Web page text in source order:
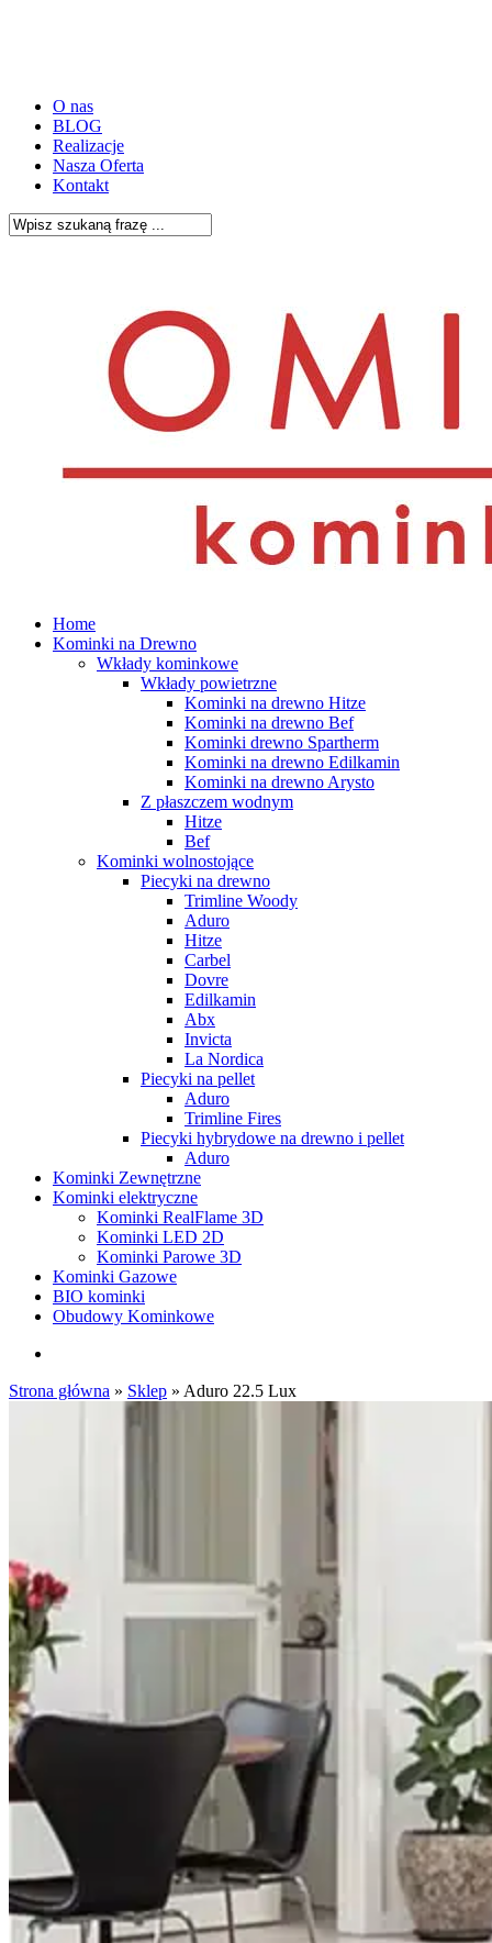
O nas
BLOG
Realizacje
Nasza Oferta
Kontakt
search
Menu
Home
Kominki na Drewno
Wkłady kominkowe
Wkłady powietrzne
Kominki na drewno Hitze
Kominki na drewno Bef
Kominki drewno Spartherm
Kominki na drewno Edilkamin
Kominki na drewno Arysto
Z płaszczem wodnym
Hitze
Bef
Kominki wolnostojące
Piecyki na drewno
Trimline Woody
Aduro
Hitze
Carbel
Dovre
Edilkamin
Abx
Invicta
La Nordica
Piecyki na pellet
Aduro
Trimline Fires
Piecyki hybrydowe na drewno i pellet
Aduro
Kominki Zewnętrzne
Kominki elektryczne
Kominki RealFlame 3D
Kominki LED 2D
Kominki Parowe 3D
Kominki Gazowe
BIO kominki
Obudowy Kominkowe
Strona główna » Sklep » Aduro 22.5 Lux